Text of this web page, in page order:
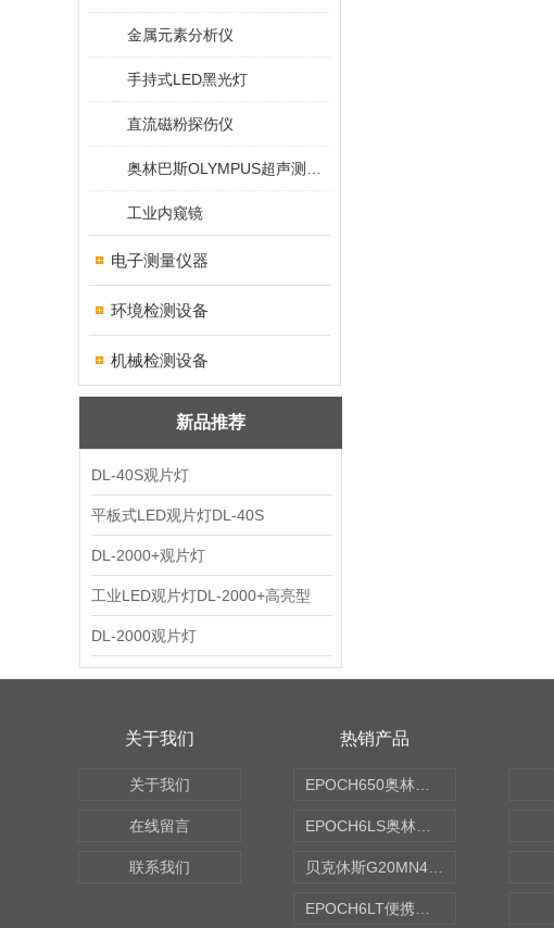
金属元素分析仪
手持式LED黑光灯
直流磁粉探伤仪
工业内窥镜
电子测量仪器
环境检测设备
机械检测设备
新品推荐
DL-40S观片灯
平板式LED观片灯DL-40S
DL-2000+观片灯
工业LED观片灯DL-2000+高亮型
DL-2000观片灯
关于我们
关于我们
在线留言
联系我们
热销产品